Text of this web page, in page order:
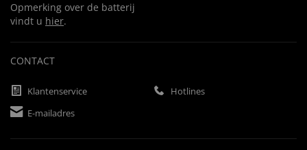
Opmerking over de batterij
vindt u hier.
CONTACT
Klantenservice
Hotlines
E-mailadres